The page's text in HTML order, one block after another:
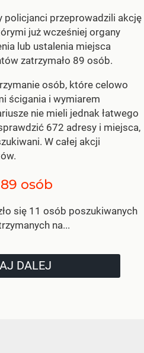
policjanci przeprowadzili akcję
już wcześniej organy
lub ustalenia miejsca
zatrzymało 89 osób.
osób, które celowo
ścigania i wymiarem
nie mieli jednak łatwego
672 adresy i miejsca,
W całej akcji
osób
się 11 osób poszukiwanych
na...
DALEJ